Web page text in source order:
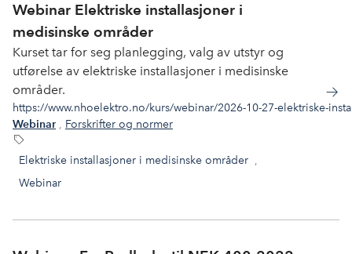
Webinar Elektriske installasjoner i
medisinske områder
Kurset tar for seg planlegging, valg av utstyr og
utførelse av elektriske installasjoner i medisinske
områder.
https://www.nhoelektro.no/kurs/webinar/2026-10-27-elektriske-
Webinar , Forskrifter og normer
Elektriske installasjoner i medisinske områder ,
Webinar